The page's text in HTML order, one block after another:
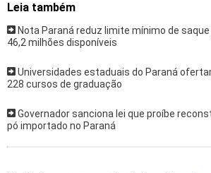
Leia também
Nota Paraná reduz limite mínimo de saque
46,2 milhões disponíveis
Universidades estaduais do Paraná
228 cursos de graduação
Governador sanciona lei que proíbe
pó importado no Paraná